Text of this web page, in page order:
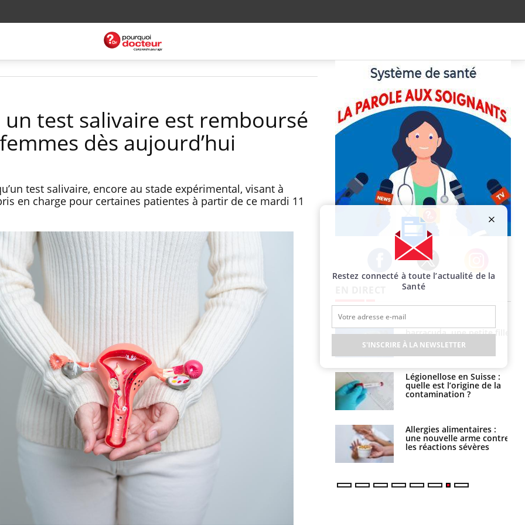
test salivaire est remboursé
dès aujourd’hui
test salivaire, encore au stade expérimental, visant à
en charge pour certaines patientes à partir de ce mardi 11
Facebook Twitter Instagram
Fortes chaleurs :
pourquoi le risque de
noyade grimpe-t-il ?
Le Viagra pourrait-il
freiner la propagation du
cancer ?
Pourquoi manger moins
de protéines pourrait
finalement être bénéfique
Grossesse et chaleur : ce
que dit la science barracuda, une petite fille
secourue grâce à un
réflexe essentiel
Légionellose en Suisse :
quelle est l’origine de la
contamination ?
Allergies alimentaires :
une nouvelle arme contre
les réactions sévères
Restez connecté à toute l’actualité de la
Santé
S'INSCRIRE À LA NEWSLETTER